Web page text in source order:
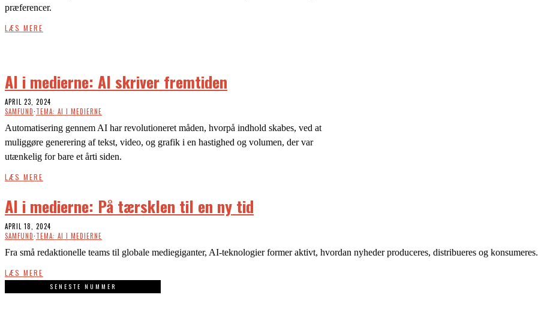
præferencer.
LÆS MERE
AI i medierne: AI skriver fremtiden
APRIL 23, 2024
SAMFUND·TEMA: AI I MEDIERNE
Automatisering gennem AI har revolutioneret måden, hvorpå indhold skabes, ved at
muliggøre generering af tekst, video, og grafik i en hastighed og volumen, der var
utænkelig for bare et årti siden.
LÆS MERE
AI i medierne: På tærsklen til en ny tid
APRIL 18, 2024
SAMFUND·TEMA: AI I MEDIERNE
Fra små redaktionelle teams til globale mediegiganter, AI-teknologier former aktivt, hvordan nyheder produceres, distribueres og konsumeres.
LÆS MERE
SENESTE NUMMER